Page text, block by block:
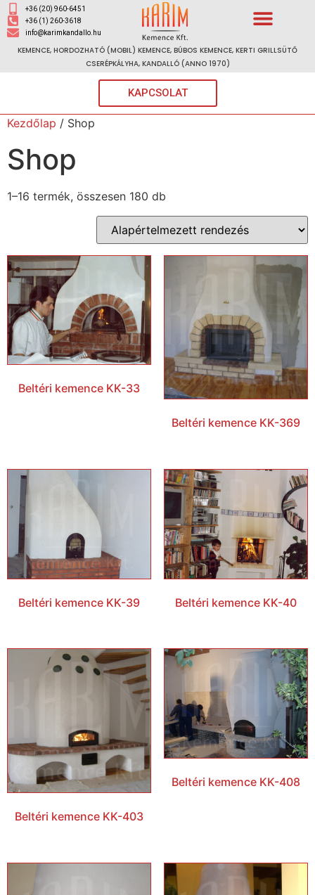
+36 (20) 960-6451
+36 (1) 260-3618
info@karimkandallo.hu
KEMENCE, HORDOZHATÓ (MOBIL) KEMENCE, BÚBOS KEMENCE, KERTI GRILLSÜTŐ
CSERÉPKÁLYHA, KANDALLÓ (ANNO 1970)
KAPCSOLAT
Kezdőlap / Shop
Shop
1–16 termék, összesen 180 db
Beltéri kemence KK-33
Beltéri kemence KK-369
Beltéri kemence KK-39 Beltéri kemence KK-40
Beltéri kemence KK-403
Beltéri kemence KK-408